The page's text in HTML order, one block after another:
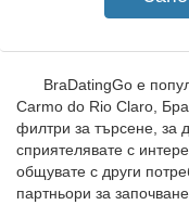
BraDatingGo е
Carmo do Rio Claro,
филтри за търсене, за
сприятелявате с
общувате с други
партньори за